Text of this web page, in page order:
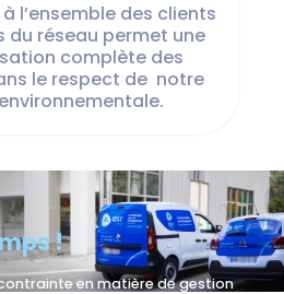
l’ensemble des clients
du réseau permet une
complète des
le respect de notre
!
en matière de gestion